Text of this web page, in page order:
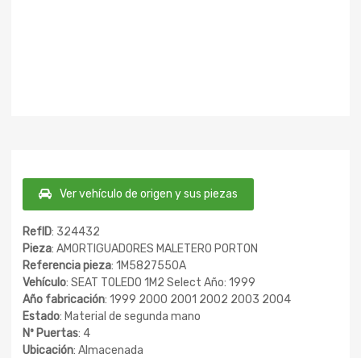
Ver vehículo de origen y sus piezas
RefID: 324432
Pieza: AMORTIGUADORES MALETERO PORTON
Referencia pieza: 1M5827550A
Vehículo: SEAT TOLEDO 1M2 Select Año: 1999
Año fabricación: 1999 2000 2001 2002 2003 2004
Estado: Material de segunda mano
Nº Puertas: 4
Ubicación: Almacenada